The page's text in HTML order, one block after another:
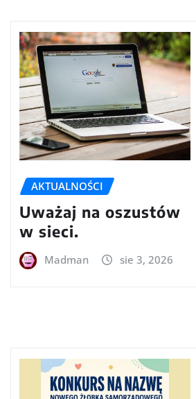
AKTUALNOŚCI
Uważaj na oszustów
w sieci.
Madman sie 3, 2026